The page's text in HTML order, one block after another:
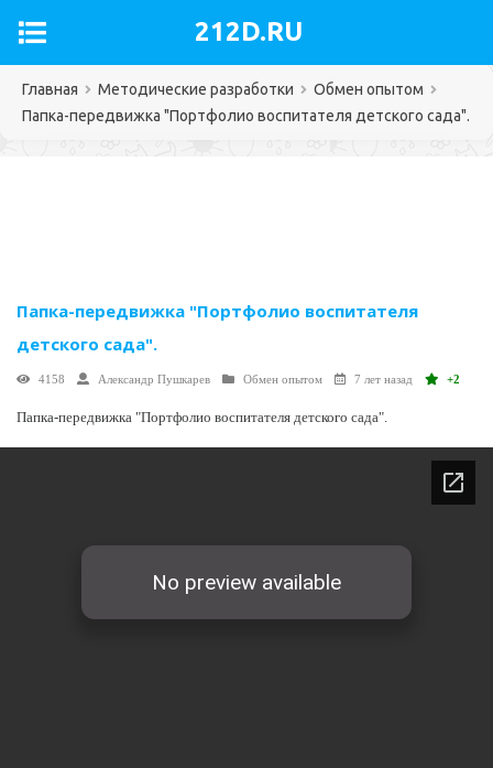
212D.RU
Главная Методические разработки
Обмен опытом
Папка-передвижка "Портфолио воспитателя детского сада".
Папка-передвижка "Портфолио воспитателя
детского сада".
4158 Александр Пушкарев Обмен опытом 7 лет назад +2
Папка-передвижка "Портфолио воспитателя детского сада".